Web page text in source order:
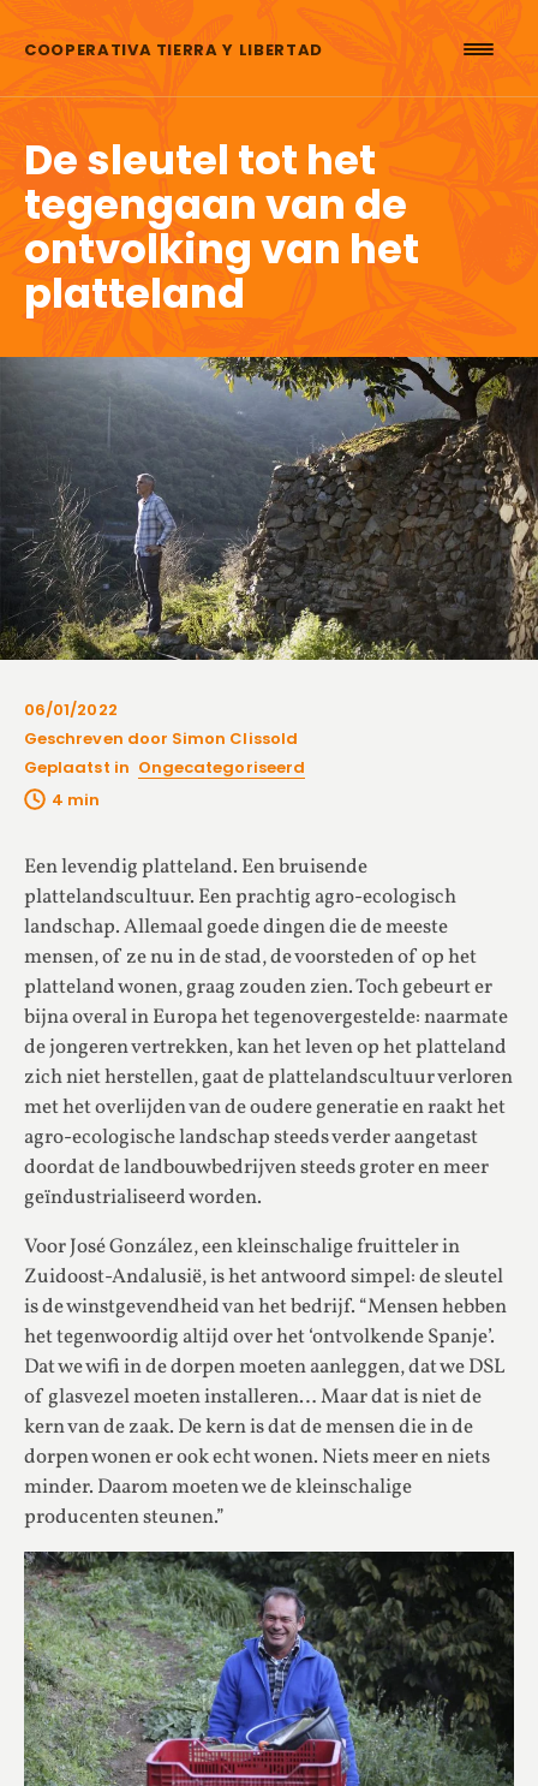
COOPERATIVA TIERRA Y LIBERTAD
De sleutel tot het
tegengaan van de
ontvolking van het
platteland
06/01/2022
Geschreven door Simon Clissold
Geplaatst in Ongecategoriseerd
Een levendig platteland. Een bruisende
plattelandscultuur. Een prachtig agro-ecologisch
landschap. Allemaal goede dingen die de meeste
mensen, of ze nu in de stad, de voorsteden of op het
platteland wonen, graag zouden zien. Toch gebeurt er
bijna overal in Europa het tegenovergestelde: naarmate
de jongeren vertrekken, kan het leven op het platteland
zich niet herstellen, gaat de plattelandscultuur verloren
met het overlijden van de oudere generatie en raakt het
agro-ecologische landschap steeds verder aangetast
doordat de landbouwbedrijven steeds groter en meer
geïndustrialiseerd worden.
Voor José González, een kleinschalige fruitteler in
Zuidoost-Andalusië, is het antwoord simpel: de sleutel
is de winstgevendheid van het bedrijf. “Mensen hebben
het tegenwoordig altijd over het ‘ontvolkende Spanje’.
Dat we wifi in de dorpen moeten aanleggen, dat we DSL
of glasvezel moeten installeren… Maar dat is niet de
kern van de zaak. De kern is dat de mensen die in de
dorpen wonen er ook echt wonen. Niets meer en niets
minder. Daarom moeten we de kleinschalige
producenten steunen.”